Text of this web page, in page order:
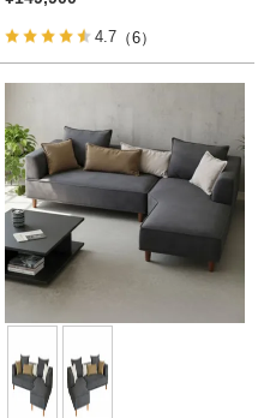
4.7 （6）